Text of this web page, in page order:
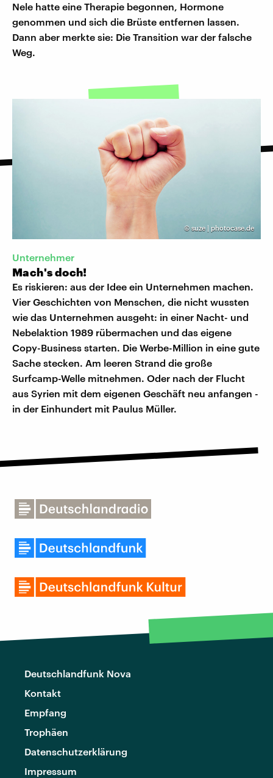
Nele hatte eine Therapie begonnen, Hormone
genommen und sich die Brüste entfernen lassen.
Dann aber merkte sie: Die Transition war der falsche
Weg.
© suze | photocase.de
Unternehmer
Mach's doch!
Es riskieren: aus der Idee ein Unternehmen machen.
Vier Geschichten von Menschen, die nicht wussten
wie das Unternehmen ausgeht: in einer Nacht- und
Nebelaktion 1989 rübermachen und das eigene
Copy-Business starten. Die Werbe-Million in eine gute
Sache stecken. Am leeren Strand die große
Surfcamp-Welle mitnehmen. Oder nach der Flucht
aus Syrien mit dem eigenen Geschäft neu anfangen -
in der Einhundert mit Paulus Müller.
Deutschlandfunk Nova
Kontakt
Empfang
Trophäen
Datenschutzerklärung
Impressum